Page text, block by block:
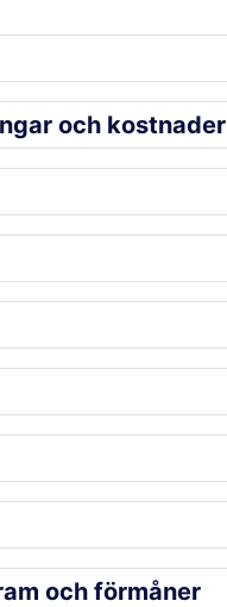
och kostnader
kostnader
och förmåner